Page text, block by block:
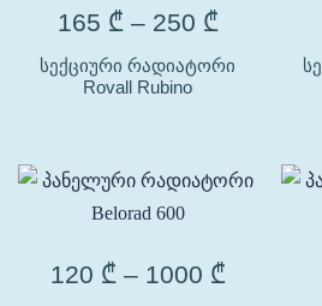
165 ₾ – 250 ₾
სექციური რადიატორი
Rovall Rubino
120 ₾ – 1000 ₾